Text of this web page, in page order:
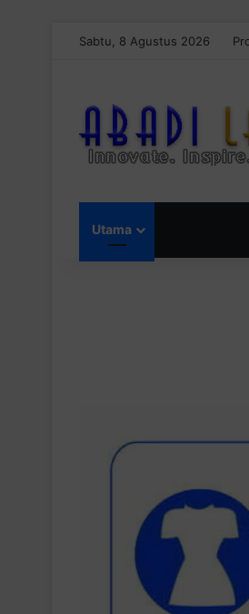
Sabtu, 8 Agustus 2026
Utama